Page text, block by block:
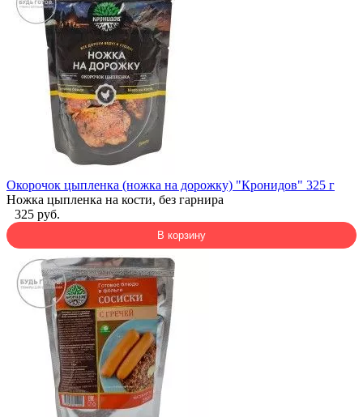
Окорочок цыпленка (ножка на дорожку) "Кронидов" 325 г
Ножка цыпленка на кости, без гарнира
325 руб.
В корзину